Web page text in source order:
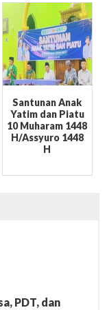
Santunan Anak
Yatim dan Piatu
10 Muharam 1448
H/Assyuro 1448
H
PDT, dan